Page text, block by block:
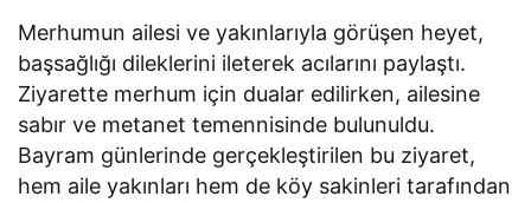
Merhumun ailesi ve yakınlarıyla görüşen heyet,
başsağlığı dileklerini ileterek acılarını paylaştı.
Ziyarette merhum için dualar edilirken, ailesine
sabır ve metanet temennisinde bulunuldu.
Bayram günlerinde gerçekleştirilen bu ziyaret,
hem aile yakınları hem de köy sakinleri tarafından